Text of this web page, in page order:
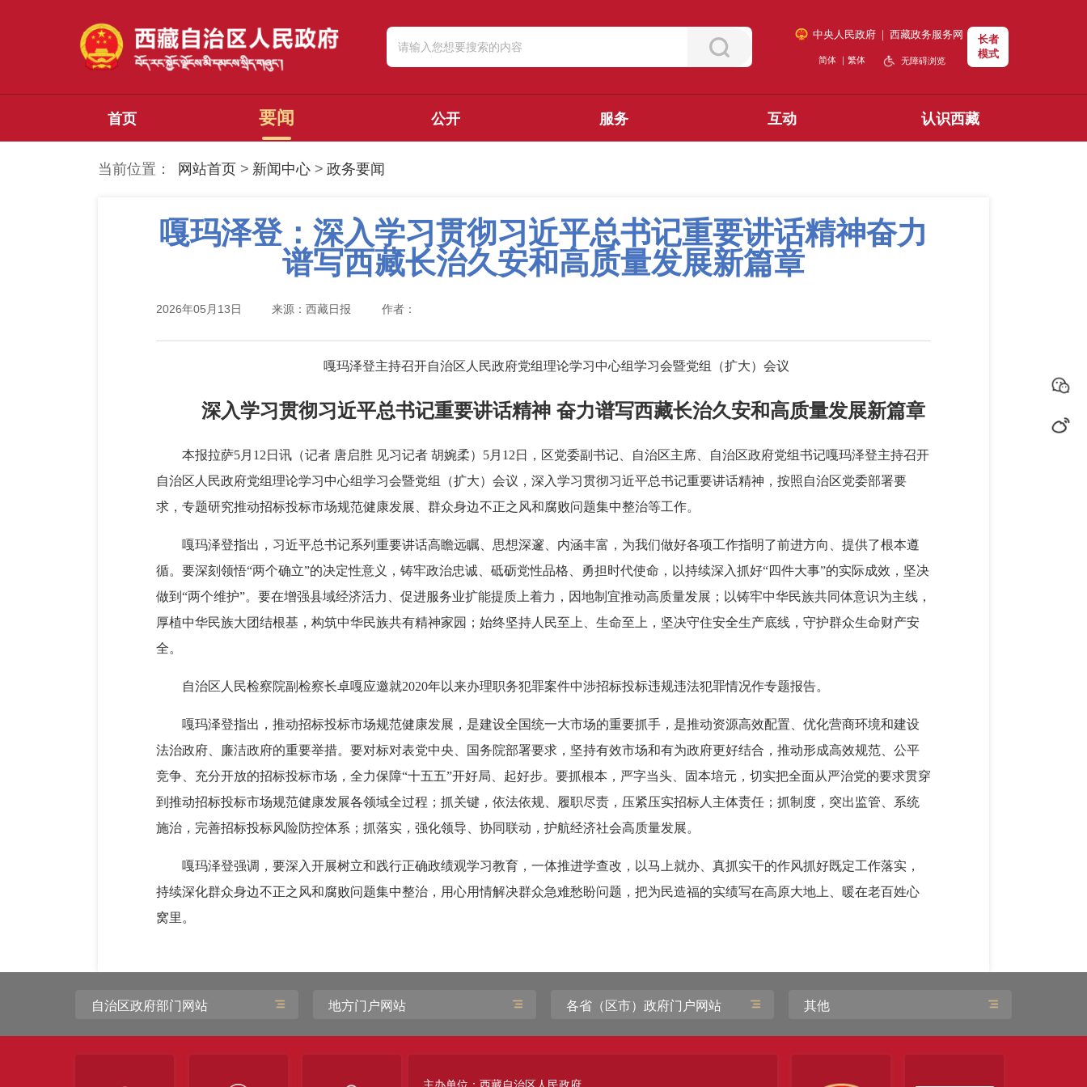
中央人民政府 ｜ 西藏政务服务网
简体｜ 繁体 无障碍浏览
长者
模式
首页 要闻 公开 服务 互动 认识西藏
当前位置： 网站首页 > 新闻中心 > 政务要闻
嘎玛泽登：深入学习贯彻习近平总书记重要讲话精神奋力
谱写西藏长治久安和高质量发展新篇章
2026年05月13日 来源：西藏日报 作者：
嘎玛泽登主持召开自治区人民政府党组理论学习中心组学习会暨党组（扩大）会议
深入学习贯彻习近平总书记重要讲话精神 奋力谱写西藏长治久安和高质量发展新篇章
本报拉萨5月12日讯（记者 唐启胜 见习记者 胡婉柔）5月12日，区党委副书记、自治区主席、自治区政府党组书记嘎玛泽登主持召开
自治区人民政府党组理论学习中心组学习会暨党组（扩大）会议，深入学习贯彻习近平总书记重要讲话精神，按照自治区党委部署要
求，专题研究推动招标投标市场规范健康发展、群众身边不正之风和腐败问题集中整治等工作。
嘎玛泽登指出，习近平总书记系列重要讲话高瞻远瞩、思想深邃、内涵丰富，为我们做好各项工作指明了前进方向、提供了根本遵
循。要深刻领悟“两个确立”的决定性意义，铸牢政治忠诚、砥砺党性品格、勇担时代使命，以持续深入抓好“四件大事”的实际成效，坚决
做到“两个维护”。要在增强县域经济活力、促进服务业扩能提质上着力，因地制宜推动高质量发展；以铸牢中华民族共同体意识为主线，
厚植中华民族大团结根基，构筑中华民族共有精神家园；始终坚持人民至上、生命至上，坚决守住安全生产底线，守护群众生命财产安
全。
自治区人民检察院副检察长卓嘎应邀就2020年以来办理职务犯罪案件中涉招标投标违规违法犯罪情况作专题报告。
嘎玛泽登指出，推动招标投标市场规范健康发展，是建设全国统一大市场的重要抓手，是推动资源高效配置、优化营商环境和建设
法治政府、廉洁政府的重要举措。要对标对表党中央、国务院部署要求，坚持有效市场和有为政府更好结合，推动形成高效规范、公平
竞争、充分开放的招标投标市场，全力保障“十五五”开好局、起好步。要抓根本，严字当头、固本培元，切实把全面从严治党的要求贯穿
到推动招标投标市场规范健康发展各领域全过程；抓关键，依法依规、履职尽责，压紧压实招标人主体责任；抓制度，突出监管、系统
施治，完善招标投标风险防控体系；抓落实，强化领导、协同联动，护航经济社会高质量发展。
嘎玛泽登强调，要深入开展树立和践行正确政绩观学习教育，一体推进学查改，以马上就办、真抓实干的作风抓好既定工作落实，
持续深化群众身边不正之风和腐败问题集中整治，用心用情解决群众急难愁盼问题，把为民造福的实绩写在高原大地上、暖在老百姓心
窝里。
自治区政府部门网站 地方门户网站 各省（区市）政府门户网站 其他